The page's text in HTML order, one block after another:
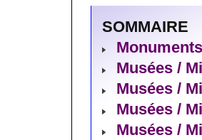
SOMMAIRE
Musées /
Musées /
Musées /
Musées /